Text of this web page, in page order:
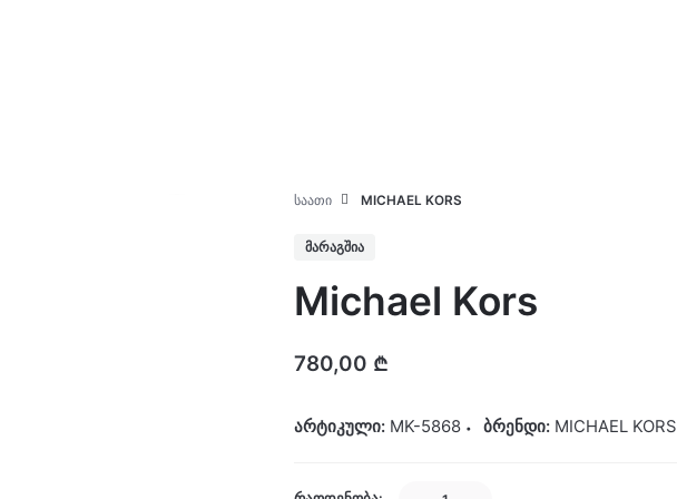
ᲡᲐᲐᲗᲘ MICHAEL KORS
ᲛᲐᲠᲐᲒᲨᲘᲐ
Michael Kors
780,00 ₾
არტიკული: MK-5868 ბრენდი: MICHAEL KORS
Michael